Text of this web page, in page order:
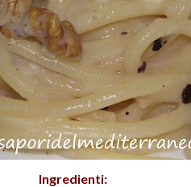
Ingredienti: